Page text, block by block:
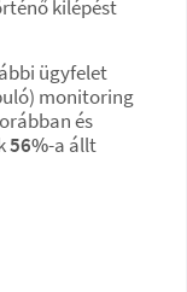
kilépést
ügyfelet
monitoring
és
56%-a állt